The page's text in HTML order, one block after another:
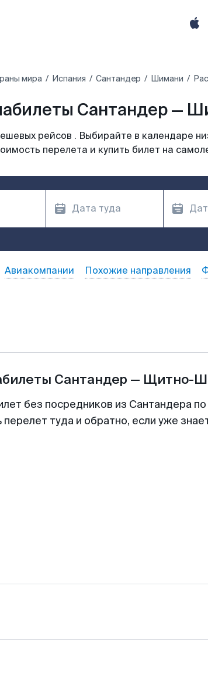
мира Испания Сантандер Шимани
Сантандер —
рейсов . Выбирайте в календаре
перелета и купить билет на
Авиакомпании Похожие направления
Сантандер — Щитно-
без посредников из Сантандера
перелет туда и обратно, если уже